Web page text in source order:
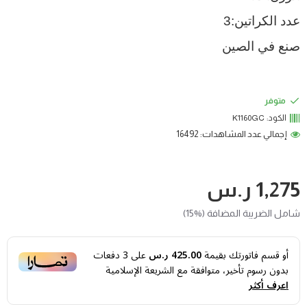
عدد الكراتين:3
صنع في الصين
1,275 ر.س
شامل الضريبة المضافة (%15)
متوفر
الكود: K1160GC
إجمالي عدد المشاهدات: 16492
أو قسم فاتورتك بقيمة425.00 ر.س على3دفعات
بدون رسوم تأخير، متوافقة مع الشريعة الإسلامية
اعرف أكثر